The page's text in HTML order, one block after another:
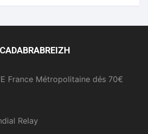
France Métropolitaine dés 70€
Relay